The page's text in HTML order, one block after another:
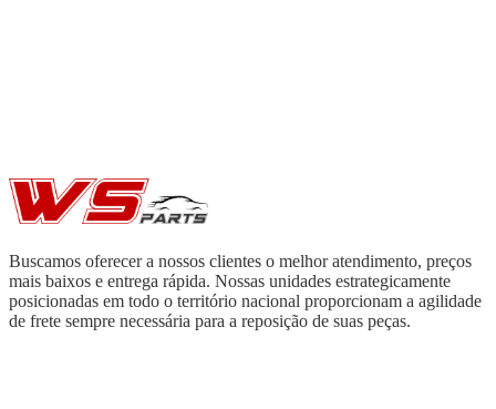
Buscamos oferecer a nossos clientes o melhor atendimento, preços
mais baixos e entrega rápida. Nossas unidades estrategicamente
posicionadas em todo o território nacional proporcionam a agilidade
de frete sempre necessária para a reposição de suas peças.